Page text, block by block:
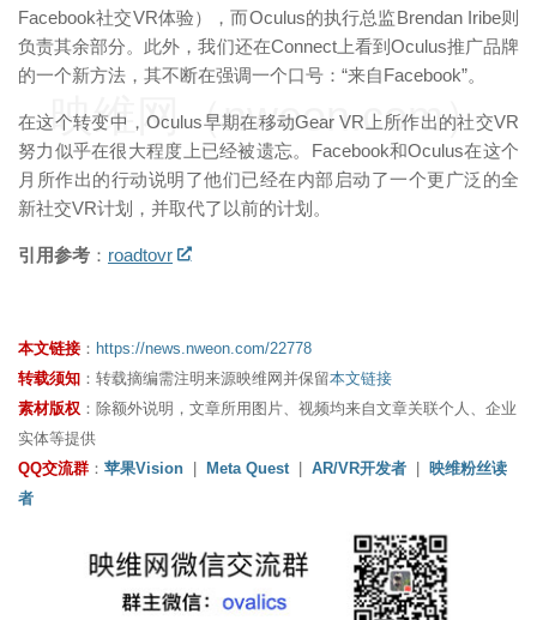
Facebook社交VR体验），而Oculus的执行总监Brendan Iribe则
负责其余部分。此外，我们还在Connect上看到Oculus推广品牌
的一个新方法，其不断在强调一个口号：“来自Facebook”。
在这个转变中，Oculus早期在移动Gear VR上所作出的社交VR
努力似乎在很大程度上已经被遗忘。Facebook和Oculus在这个
月所作出的行动说明了他们已经在内部启动了一个更广泛的全
新社交VR计划，并取代了以前的计划。
引用参考 ： roadtovr
映维网（nweon.com）
本文链接 ： https://news.nweon.com/22778
转载须知 ：转载摘编需注明来源映维网并保留本文链接
素材版权 ：除额外说明，文章所用图片、视频均来自文章关联个人、企业
实体等提供
QQ交流群 ： 苹果Vision | Meta Quest | AR/VR开发者 | 映维粉丝读
者